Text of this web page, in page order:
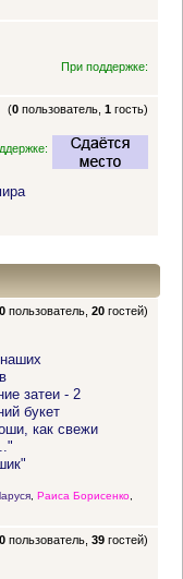
При поддержке:
(0 пользователь,1 гость)
0 пользователь,20 гостей)
затеи - 2
букет
как свежи
, Раиса Борисенко,
0 пользователь,39 гостей)